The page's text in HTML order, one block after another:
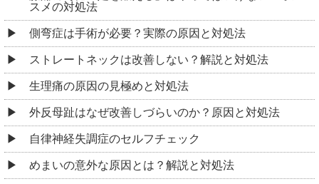
スメの対処法
側弯症は手術が必要？実際の原因と対処法
ストレートネックは改善しない？解説と対処法
生理痛の原因の見極めと対処法
外反母趾はなぜ改善しづらいのか？原因と対処法
自律神経失調症のセルフチェック
めまいの意外な原因とは？解説と対処法